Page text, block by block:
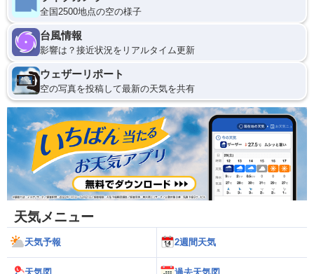
全国2500地点の空の様子
台風情報
影響は？接近状況をリアルタイム更新
ウェザーリポート
空の写真を投稿して最新の天気を共有
天気メニュー
天気予報 2週間天気